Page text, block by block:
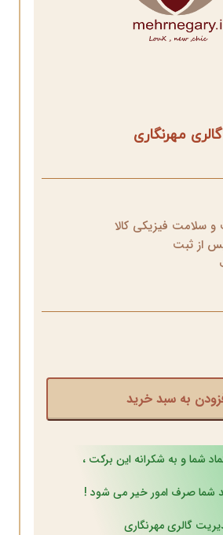
گالری مهرنگاری
و سلامت فیزیکی کالا
از ثبت
به سبد خرید
شما و به شکرانه این برکت ،
گالری مهرنگاری